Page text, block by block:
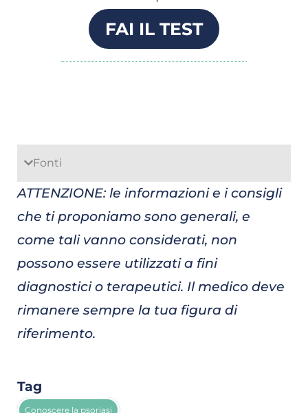
FAI IL TEST
Fonti
ATTENZIONE: le informazioni e i consigli
che ti proponiamo sono generali, e
come tali vanno considerati, non
possono essere utilizzati a fini
diagnostici o terapeutici. Il medico deve
rimanere sempre la tua figura di
riferimento.
Tag
Conoscere la psoriasi